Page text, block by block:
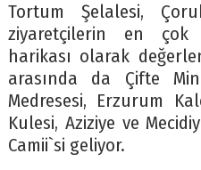
Tortum Şelalesi,
ziyaretçilerin en çok
harikası olarak
arasında da Çifte
Medresesi, Erzurum
Kulesi, Aziziye ve
Camii`si geliyor.